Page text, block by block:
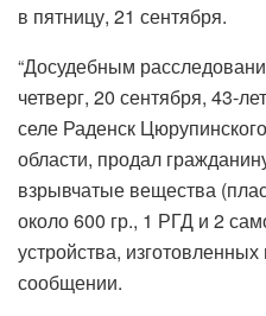
в пятницу, 21 сентября.
“Досудебным
четверг, 20 сентября, 43-
селе Раденск
области, продал
взрывчатые вещества
около 600 гр., 1 РГД и 2
устройства,
сообщении.